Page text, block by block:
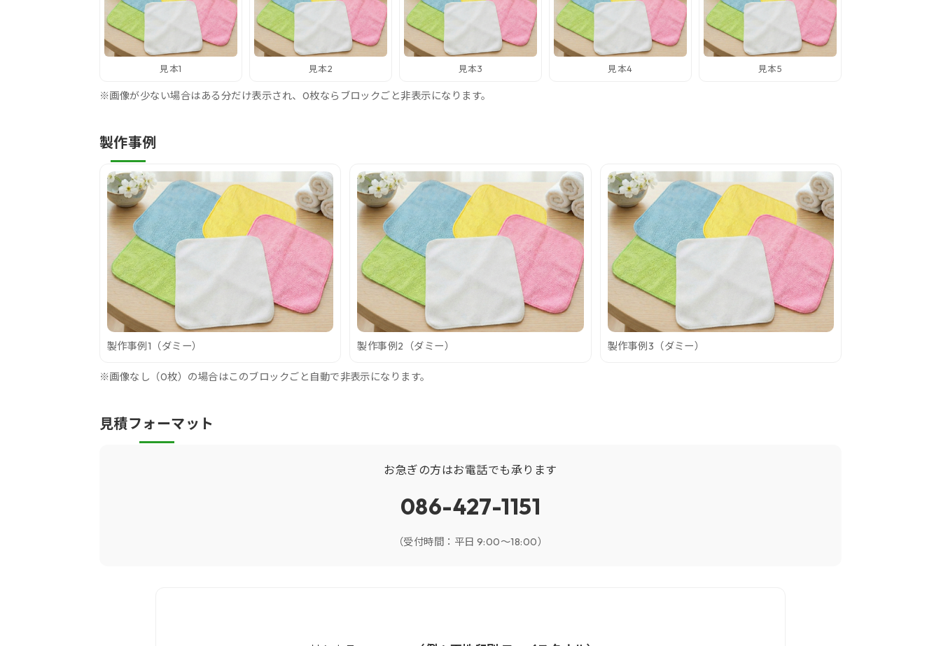
見本1 見本2 見本3 見本4 見本5
※画像が少ない場合はある分だけ表示され、0枚ならブロックごと非表示になります。
製作事例
製作事例1（ダミー） 製作事例2（ダミー） 製作事例3（ダミー）
※画像なし（0枚）の場合はこのブロックごと自動で非表示になります。
見積フォーマット
お急ぎの方はお電話でも承ります
086-427-1151
（受付時間：平日 9:00〜18:00）